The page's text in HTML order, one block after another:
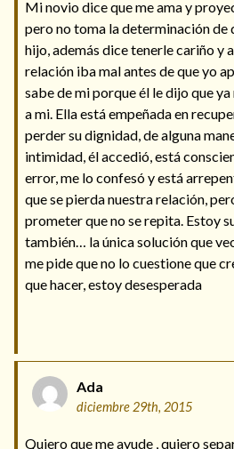
Mi novio dice que me ama y
pero no toma la determinación de
hijo, además dice tenerle cariño y
relación iba mal antes de que yo
sabe de mi porque él le dijo que ya
a mi. Ella está empeñada en
perder su dignidad, de alguna
intimidad, él accedió, está
error, me lo confesó y está
que se pierda nuestra relación,
prometer que no se repita. Estoy
también… la única solución que
me pide que no lo cuestione que
que hacer, estoy desesperada
Ada
diciembre 29th, 2015
Quiero que me ayude , quiero